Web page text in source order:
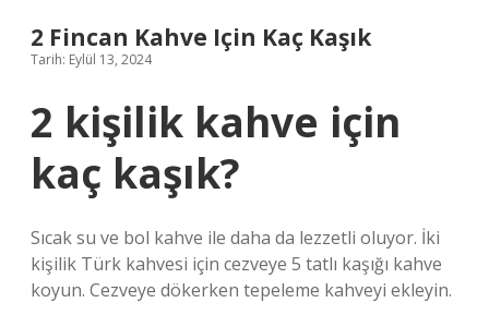
2 Fincan Kahve Için Kaç Kaşık
Tarih: Eylül 13, 2024
2 kişilik kahve için
kaç kaşık?
Sıcak su ve bol kahve ile daha da lezzetli oluyor. İki
kişilik Türk kahvesi için cezveye 5 tatlı kaşığı kahve
koyun. Cezveye dökerken tepeleme kahveyi ekleyin.